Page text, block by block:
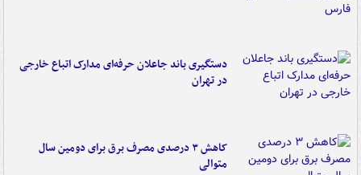
دستگیری باند جاعلان حرفه‌ای مدارک اتباع خارجی
در تهران
کاهش ۳ درصدی مصرف برق برای دومین سال
متوالی